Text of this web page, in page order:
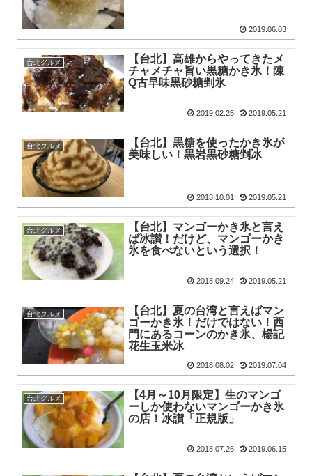
2019.06.03
台北グルメ
【台北】高雄からやってきたメ
チャメチャ旨い黒糖かき氷！陳
Q古早味黒砂糖剉氷
2019.02.25 2019.05.21
台北グルメ
【台北】黒糖を使ったかき氷が
美味しい！黒岩黒砂糖剉冰
2018.10.01 2019.05.21
台北グルメ
【台北】マンゴーかき氷と言え
ば冰讃！だけど、マンゴーかき
氷を食べないという選択！
2018.09.24 2019.05.21
台北グルメ
【台北】夏の台湾と言えばマン
ゴーかき氷！だけではない！西
門にあるコーンのかき氷、楊記
花生玉米冰
2018.08.02 2019.07.04
台北グルメ
【4月～10月限定】生のマンゴ
ーしか使わないマンゴーかき氷
の店！冰讃「正規版」
2018.07.26 2019.06.15